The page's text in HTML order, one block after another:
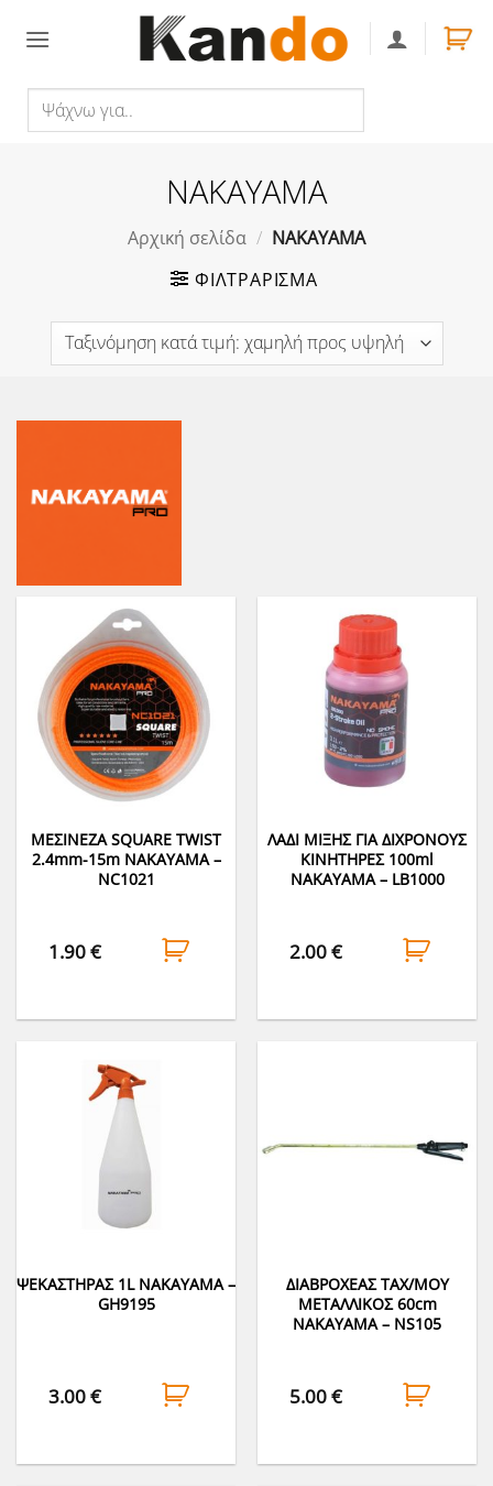
για..
NAKAYAMA
Αρχική σελίδα / NAKAYAMA
ΦΙΛΤΡΆΡΙΣΜΑ
ΜΕΣΙΝΕΖΑ SQUARE TWIST
2.4mm-15m NAKAYAMA –
NC1021
1.90€
ΛΑΔΙ ΜΙΞΗΣ ΓΙΑ ΔΙΧΡΟΝΟΥΣ
ΚΙΝΗΤΗΡΕΣ 100ml
NAKAYAMA – LB1000
2.00€
ΨΕΚΑΣΤΗΡΑΣ 1L NAKAYAMA –
GH9195
3.00€
ΔΙΑΒΡΟΧΕΑΣ ΤΑΧ/ΜΟΥ
ΜΕΤΑΛΛΙΚΟΣ 60cm
NAKAYAMA – NS105
5.00€